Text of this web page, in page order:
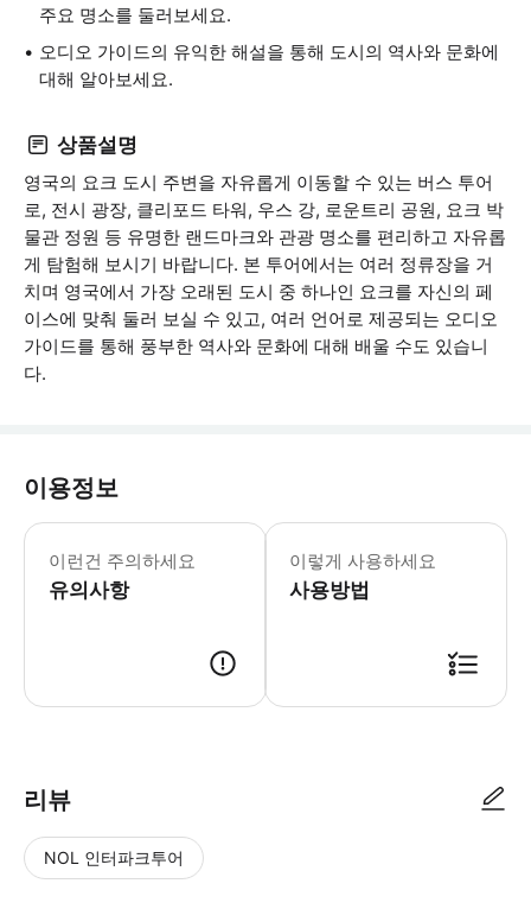
주요 명소를 둘러보세요.
오디오 가이드의 유익한 해설을 통해 도시의 역사와 문화에
대해 알아보세요.
상품설명
영국의 요크 도시 주변을 자유롭게 이동할 수 있는 버스 투어
로, 전시 광장, 클리포드 타워, 우스 강, 로운트리 공원, 요크 박
물관 정원 등 유명한 랜드마크와 관광 명소를 편리하고 자유롭
게 탐험해 보시기 바랍니다. 본 투어에서는 여러 정류장을 거
치며 영국에서 가장 오래된 도시 중 하나인 요크를 자신의 페
이스에 맞춰 둘러 보실 수 있고, 여러 언어로 제공되는 오디오
가이드를 통해 풍부한 역사와 문화에 대해 배울 수도 있습니
다.
이용정보
이런건 주의하세요
유의사항
어린이 규정 - 5세 미만 어린이는 무
이렇게 사용하세요
사용방법
리뷰
NOL 인터파크투어